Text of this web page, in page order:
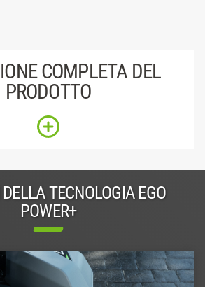
COMPLETA DEL
PRODOTTO
TECNOLOGIA EGO
POWER+